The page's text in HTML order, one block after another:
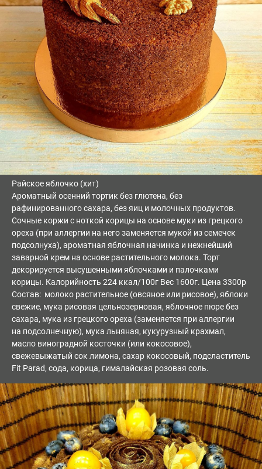
Райское яблочко (хит)
Ароматный осенний тортик без глютена, без
рафинированного сахара, без яиц и молочных продуктов.
Сочные коржи с ноткой корицы на основе муки из грецкого
ореха (при аллергии на него заменяется мукой из семечек
подсолнуха), ароматная яблочная начинка и нежнейший
заварной крем на основе растительного молока. Торт
декорируется высушенными яблочками и палочками
корицы. Калорийность 224 ккал/100г Вес 1600г. Цена 3300р
Состав: молоко растительное (овсяное или рисовое), яблоки
свежие, мука рисовая цельнозерновая, яблочное пюре без
сахара, мука из грецкого ореха (заменяется при аллергии
на подсолнечную), мука льняная, кукурузный крахмал,
масло виноградной косточки (или кокосовое),
свежевыжатый сок лимона, сахар кокосовый, подсластитель
Fit Parad, сода, корица, гималайская розовая соль.